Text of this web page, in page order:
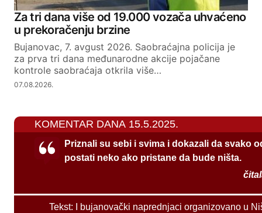
Za tri dana više od 19.000 vozača uhvaćeno
u prekoračenju brzine
Bujanovac, 7. avgust 2026. Saobraćajna policija je
za prva tri dana međunarodne akcije pojačane
kontrole saobraćaja otkrila više…
07.08.2026.
KOMENTAR DANA 15.5.2025.
Priznali su sebi i svima i dokazali da svako
postati neko ako pristane da bude ništa.
Tekst:
I bujanovački naprednjaci organizovano u